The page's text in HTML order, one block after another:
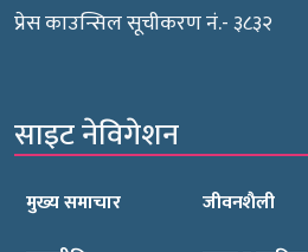
प्रेस काउन्सिल सूचीकरण नं.- ३८३२
साइट नेविगेशन
मुख्य समाचार
जीवनशैली